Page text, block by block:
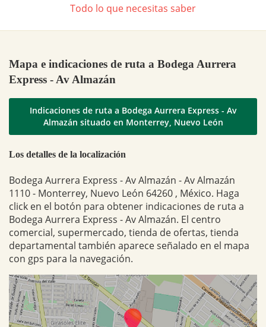
Todo lo que necesitas saber
Mapa e indicaciones de ruta a Bodega Aurrera
Express - Av Almazán
Indicaciones de ruta a Bodega Aurrera Express - Av
Almazán situado en Monterrey, Nuevo León
Los detalles de la localización
Bodega Aurrera Express - Av Almazán - Av Almazán
1110 - Monterrey, Nuevo León 64260 , México. Haga
click en el botón para obtener indicaciones de ruta a
Bodega Aurrera Express - Av Almazán. El centro
comercial, supermercado, tienda de ofertas, tienda
departamental también aparece señalado en el mapa
con gps para la navegación.